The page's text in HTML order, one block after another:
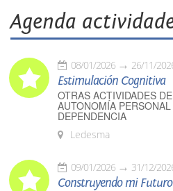
Agenda
08/01/2026 26/11/
Estimulación Cognitiva
OTRAS ACTIVIDADES
AUTONOMÍA
DEPENDENCIA
Ledesma
09/01/2026 31/12/
Construyendo mi Futuro